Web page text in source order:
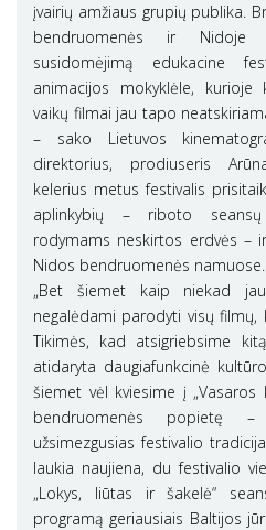
įvairių amžiaus grupių publika.
bendruomenės ir Nidoje
susidomėjimą edukacine
animacijos mokyklėle, kurioje
vaikų filmai jau tapo
– sako Lietuvos
direktorius, prodiuseris
kelerius metus festivalis
aplinkybių – riboto
rodymams neskirtos erdvės –
Nidos bendruomenės namuose.
„Bet šiemet kaip niekad
negalėdami parodyti visų filmų,
Tikimės, kad atsigriebsime
atidaryta daugiafunkcinė
šiemet vėl kviesime į „Vasaros
bendruomenės popietę
užsimezgusias festivalio
laukia naujiena, du festivalio
„Lokys, liūtas ir šakelė“
programą geriausiais Baltijos